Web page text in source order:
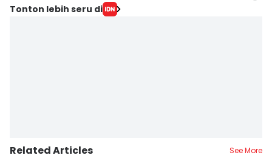
Editor
Tonton lebih seru di
Related Articles See More